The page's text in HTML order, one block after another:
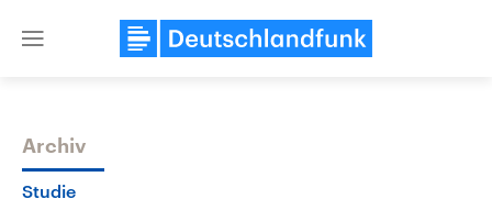
Close
Themen
Archiv
Studie